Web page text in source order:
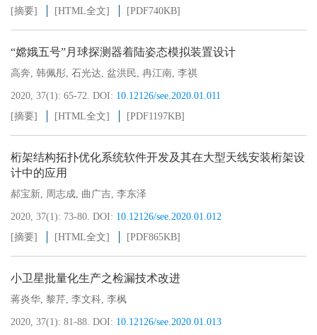
[摘要]
[HTML全文] [PDF740KB]
“嫦娥五号”月球探测器着陆姿态模拟装置设计
高奔, 韩佩彤, 石光达, 盆洪民, 冉江南, 李祺
2020, 37(1): 65-72. DOI: 10.12126/see.2020.01.011
[摘要]
[HTML全文] [PDF1197KB]
桁架结构拓扑优化系统软件开发及其在大型天线安装桁架设
计中的应用
郝宝新, 周志成, 曲广吉, 李东泽
2020, 37(1): 73-80. DOI: 10.12126/see.2020.01.012
[摘要]
[HTML全文] [PDF865KB]
小卫星批量化生产之检漏技术改进
蒋炎华, 黎芹, 李文科, 李枫
2020, 37(1): 81-88. DOI: 10.12126/see.2020.01.013